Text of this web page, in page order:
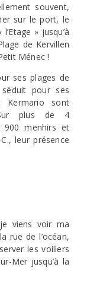
souvent,
sur le port, le
» jusqu’à
de Kervillen
Ménec !
ses plages de
pour ses
Kermario sont
Sur plus de 4
900 menhirs et
leur présence
viens voir ma
rue de l’océan,
les voiliers
Mer jusqu’à la